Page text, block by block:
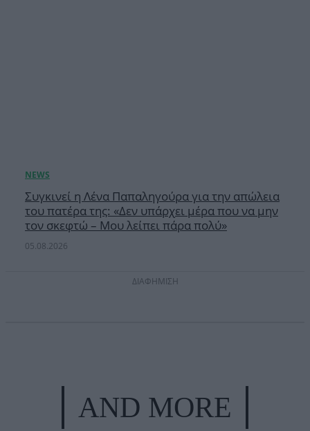
Συγκινεί η Λένα Παπαληγούρα για την απώλεια
του πατέρα της: «Δεν υπάρχει μέρα που να μην
τον σκεφτώ – Μου λείπει πάρα πολύ»
05.08.2026
ΔΙΑΦΗΜΙΣΗ
AND MORE